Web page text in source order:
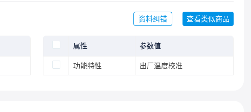
资料纠错 查看类似商品
属性 参数值
功能特性 出厂温度校准